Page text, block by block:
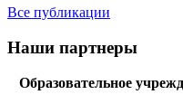
Все публикации
Наши партнеры
Образовательное